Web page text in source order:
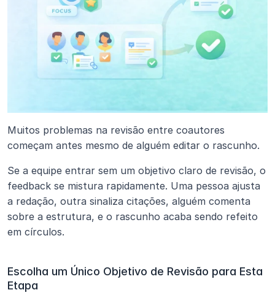
Muitos problemas na revisão entre coautores
começam antes mesmo de alguém editar o rascunho.
Se a equipe entrar sem um objetivo claro de revisão, o
feedback se mistura rapidamente. Uma pessoa ajusta
a redação, outra sinaliza citações, alguém comenta
sobre a estrutura, e o rascunho acaba sendo refeito
em círculos.
Escolha um Único Objetivo de Revisão para Esta
Etapa